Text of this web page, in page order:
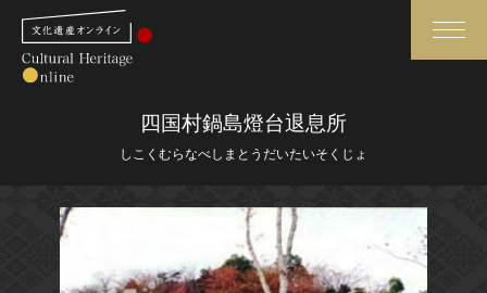
さらに詳細検索
さらに詳細検索
四国村鍋島燈台退息所
しこくむらなべしまとうだいたいそくじょ